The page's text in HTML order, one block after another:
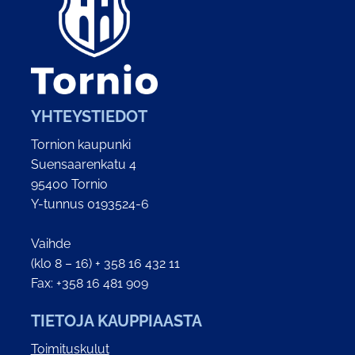
YHTEYSTIEDOT
Tornion kaupunki
Suensaarenkatu 4
95400 Tornio
Y-tunnus 0193524-6
Vaihde
(klo 8 – 16) + 358 16 432 11
Fax: +358 16 481 909
TIETOJA KAUPPIAASTA
Toimituskulut